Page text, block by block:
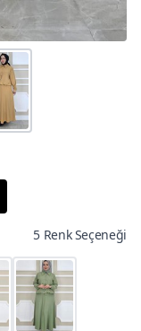
5 Renk Seçeneği